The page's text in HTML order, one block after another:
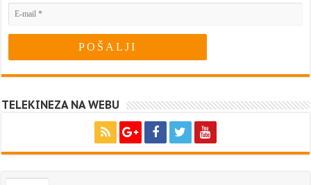
TELEKINEZA NA WEBU